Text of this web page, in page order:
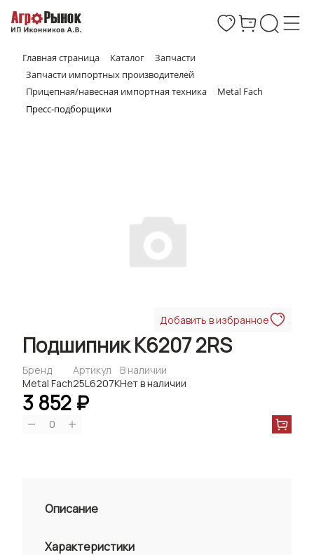
Главная страница Каталог
Запчасти
Запчасти импортных производителей
Прицепная/навесная импортная техника
Metal Fach
Пресс-подборщики
Добавить в избранное
Подшипник K6207 2RS
Бренд
Metal Fach
Артикул
25L6207K
В наличии
Нет в наличии
3 852 ₽
0
Описание
Характеристики